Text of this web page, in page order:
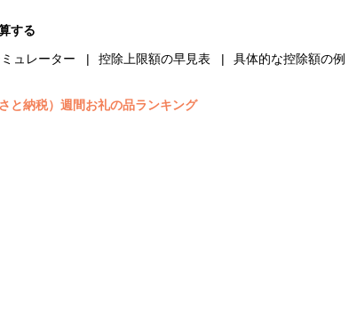
する
ュレーター
控除上限額の早見表 具体的な控除額の例
と納税）週間お礼の品ランキング